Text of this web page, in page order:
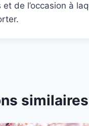
de l’occasion à
similaires